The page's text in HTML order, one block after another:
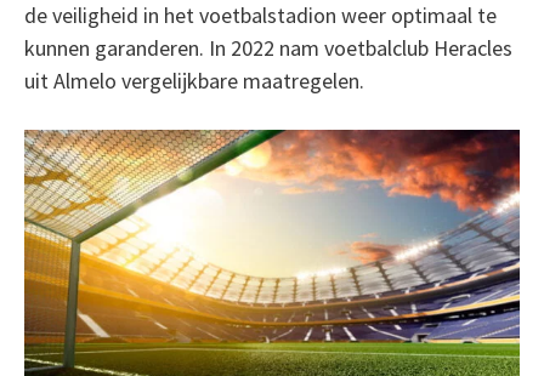
de veiligheid in het voetbalstadion weer optimaal te
kunnen garanderen. In 2022 nam voetbalclub Heracles
uit Almelo vergelijkbare maatregelen.